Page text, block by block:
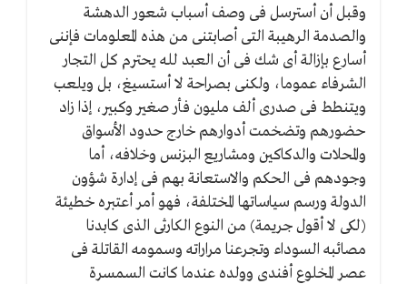
وقبل أن أسترسل فى وصف أسباب شعور الدهشة
والصدمة الرهيبة التى أصابتنى من هذه المعلومات فإننى
أسارع بإزالة أى شك فى أن العبد لله يحترم كل التجار
الشرفاء عموما، ولكنى بصراحة لا أستسيغ، بل ويلعب
ويتنطط فى صدرى ألف مليون فأر صغير وكبير، إذا زاد
حضورهم وتضخمت أدوارهم خارج حدود الأسواق
والمحلات والدكاكين ومشاريع البزنس وخلافه، أما
وجودهم فى الحكم والاستعانة بهم فى إدارة شؤون
الدولة ورسم سياساتها المختلفة، فهو أمر أعتبره خطيئة
(لكى لا أقول جريمة) من النوع الكارثى الذى كابدنا
مصائبه السوداء وتجرعنا مراراته وسمومه القاتلة فى
عصر المخلوع أفندى وولده عندما كانت السمسرة